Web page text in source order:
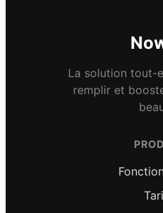
La solution tout-
remplir et